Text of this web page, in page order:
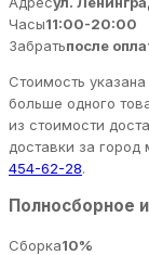
Часы11:00-20:00
Забратьпосле
Стоимость
больше одного
из стоимости
доставки за
454-62-28.
Полносборное
Сборка10%